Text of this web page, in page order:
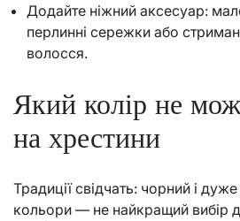
Додайте ніжний аксесуар:
перлинні сережки або
волосся.
Який колір не
на хрестини
Традиції свідчать: чорний і
кольори — не найкращий вибір